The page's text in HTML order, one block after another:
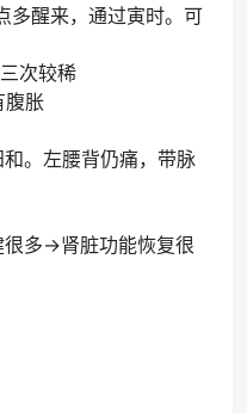
多醒来，通过寅时。可
次较稀
腹胀
。左腰背仍痛，带脉
多->肾脏功能恢复很